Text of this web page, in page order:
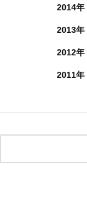
2014年
2013年
2012年
2011年